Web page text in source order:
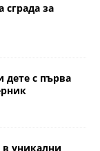
за
дете с първа
уникални